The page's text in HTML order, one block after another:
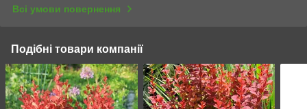
Всі умови повернення
Подібні товари компанії